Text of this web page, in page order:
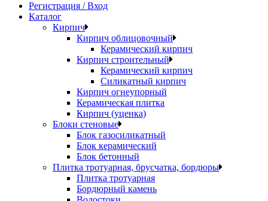
Регистрация / Вход
Каталог
Кирпич
Кирпич облицовочный
Керамический кирпич
Кирпич строительный
Керамический кирпич
Силикатный кирпич
Кирпич огнеупорный
Керамическая плитка
Кирпич (уценка)
Блоки стеновые
Блок газосиликатный
Блок керамический
Блок бетонный
Плитка тротуарная, брусчатка, бордюры
Плитка тротуарная
Бордюрный камень